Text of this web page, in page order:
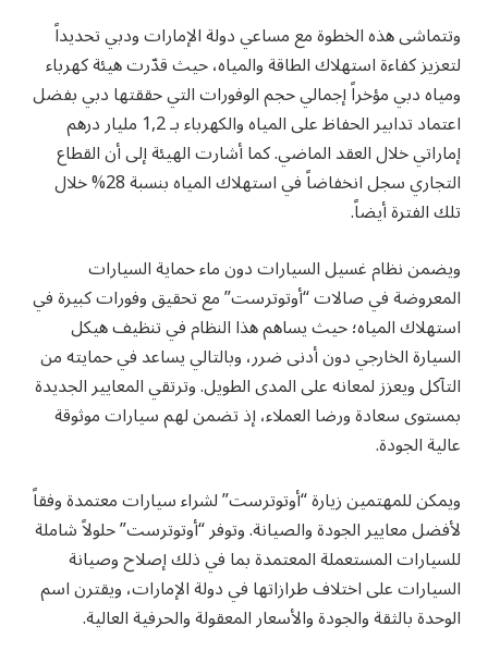
وتتماشى هذه الخطوة مع مساعي دولة الإمارات ودبي تحديداً
لتعزيز كفاءة استهلاك الطاقة والمياه، حيث قدّرت هيئة كهرباء
ومياه دبي مؤخراً إجمالي حجم الوفورات التي حققتها دبي بفضل
اعتماد تدابير الحفاظ على المياه والكهرباء بـ 1,2 مليار درهم
إماراتي خلال العقد الماضي. كما أشارت الهيئة إلى أن القطاع
التجاري سجل انخفاضاً في استهلاك المياه بنسبة 28% خلال
تلك الفترة أيضاً.
ويضمن نظام غسيل السيارات دون ماء حماية السيارات
المعروضة في صالات “أوتوترست” مع تحقيق وفورات كبيرة في
استهلاك المياه؛ حيث يساهم هذا النظام في تنظيف هيكل
السيارة الخارجي دون أدنى ضرر، وبالتالي يساعد في حمايته من
التآكل ويعزز لمعانه على المدى الطويل. وترتقي المعايير الجديدة
بمستوى سعادة ورضا العملاء، إذ تضمن لهم سيارات موثوقة
عالية الجودة.
ويمكن للمهتمين زيارة “أوتوترست” لشراء سيارات معتمدة وفقاً
لأفضل معايير الجودة والصيانة. وتوفر “أوتوترست” حلولاً شاملة
للسيارات المستعملة المعتمدة بما في ذلك إصلاح وصيانة
السيارات على اختلاف طرازاتها في دولة الإمارات، ويقترن اسم
الوحدة بالثقة والجودة والأسعار المعقولة والحرفية العالية.